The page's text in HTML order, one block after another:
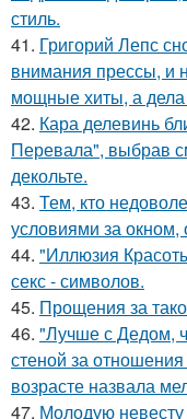
стиль.
41. Григорий Лепс
внимания прессы, и
мощные хиты, а
42. Кара делевинь
Перевала", выбрав
декольте.
43. Тем, кто
условиями за окном,
44. "Иллюзия
секс - символов.
45. Прощения за
46. "Лучше с Дедом,
стеной за
возрасте назвала
47. Молодую